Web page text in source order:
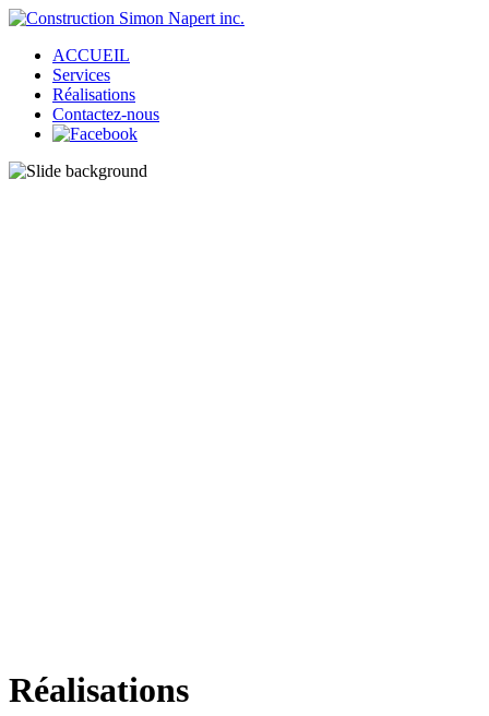
ACCUEIL
Services
Réalisations
Contactez-nous
Réalisations